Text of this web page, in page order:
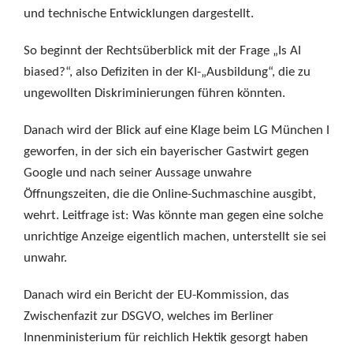
und technische Entwicklungen dargestellt.
So beginnt der Rechtsüberblick mit der Frage „Is AI
biased?“, also Defiziten in der KI-„Ausbildung“, die zu
ungewollten Diskriminierungen führen könnten.
Danach wird der Blick auf eine Klage beim LG München I
geworfen, in der sich ein bayerischer Gastwirt gegen
Google und nach seiner Aussage unwahre
Öffnungszeiten, die die Online-Suchmaschine ausgibt,
wehrt. Leitfrage ist: Was könnte man gegen eine solche
unrichtige Anzeige eigentlich machen, unterstellt sie sei
unwahr.
Danach wird ein Bericht der EU-Kommission, das
Zwischenfazit zur DSGVO, welches im Berliner
Innenministerium für reichlich Hektik gesorgt haben